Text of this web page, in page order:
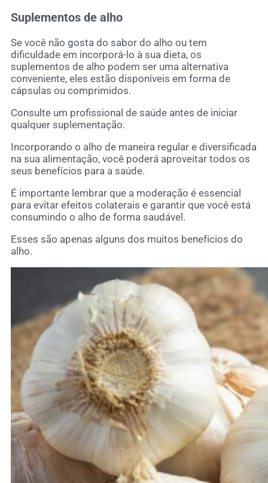
Suplementos de alho
Se você não gosta do sabor do alho ou tem
dificuldade em incorporá-lo à sua dieta, os
suplementos de alho podem ser uma alternativa
conveniente, eles estão disponíveis em forma de
cápsulas ou comprimidos.
Consulte um profissional de saúde antes de iniciar
qualquer suplementação.
Incorporando o alho de maneira regular e diversificada
na sua alimentação, você poderá aproveitar todos os
seus benefícios para a saúde.
É importante lembrar que a moderação é essencial
para evitar efeitos colaterais e garantir que você está
consumindo o alho de forma saudável.
Esses são apenas alguns dos muitos benefícios do
alho.